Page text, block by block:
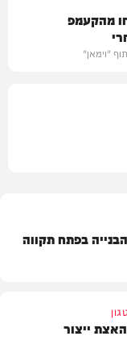
מהקעמפ
"וימאן"
בפתח תקווה
ייצור